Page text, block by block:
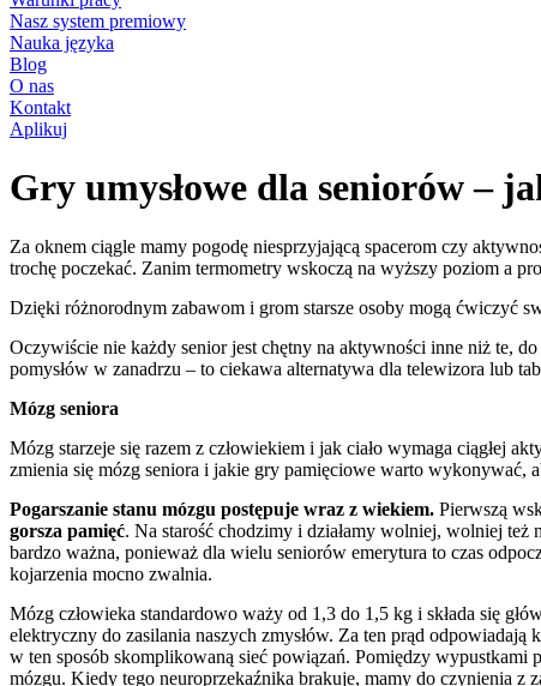
Nasz system premiowy
Nauka języka
Blog
O nas
Kontakt
Aplikuj
Gry umysłowe dla seniorów –
Za oknem ciągle mamy pogodę niesprzyjającą spacerom czy
trochę poczekać. Zanim termometry wskoczą na wyższy poziom a
Dzięki różnorodnym zabawom i grom starsze osoby mogą ćwiczyć
Oczywiście nie każdy senior jest chętny na aktywności inne niż te,
pomysłów w zanadrzu – to ciekawa alternatywa dla telewizora lub
Mózg seniora
Mózg starzeje się razem z człowiekiem i jak ciało wymaga ciągłej
zmienia się mózg seniora i jakie gry pamięciowe warto wykonywać,
Pogarszanie stanu mózgu postępuje wraz z wiekiem. Pierwszą
gorsza pamięć. Na starość chodzimy i działamy wolniej, wolniej też
bardzo ważna, ponieważ dla wielu seniorów emerytura to czas
kojarzenia mocno zwalnia.
Mózg człowieka standardowo waży od 1,3 do 1,5 kg i składa się
elektryczny do zasilania naszych zmysłów. Za ten prąd
w ten sposób skomplikowaną sieć powiązań. Pomiędzy wypustkami
mózgu. Kiedy tego neuroprzekaźnika brakuje, mamy do czynienia